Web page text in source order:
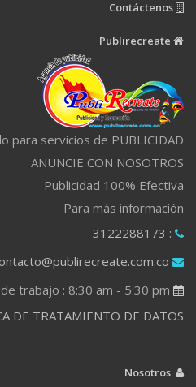
para servicios de PUBLICIDAD
ANUNCIE CON NOSOTROS
Publicidad 100% Efectiva
Para más información
: 3122288173
DE TRATAMIENTO DE DATOS